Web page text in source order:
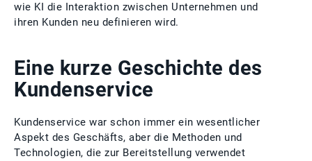
wie KI die Interaktion zwischen Unternehmen und
ihren Kunden neu definieren wird.
Eine kurze Geschichte des
Kundenservice
Kundenservice war schon immer ein wesentlicher
Aspekt des Geschäfts, aber die Methoden und
Technologien, die zur Bereitstellung verwendet